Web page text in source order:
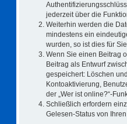
jederzeit über die
Weiterhin werden die
mindestens ein
wurden, so ist dies für
Wenn Sie einen Beitrag
Beitrag als Entwurf
gespeichert: Löschen
Kontoaktivierung,
der „Wer ist online?“-
Schließlich erfordern
Gelesen-Status von